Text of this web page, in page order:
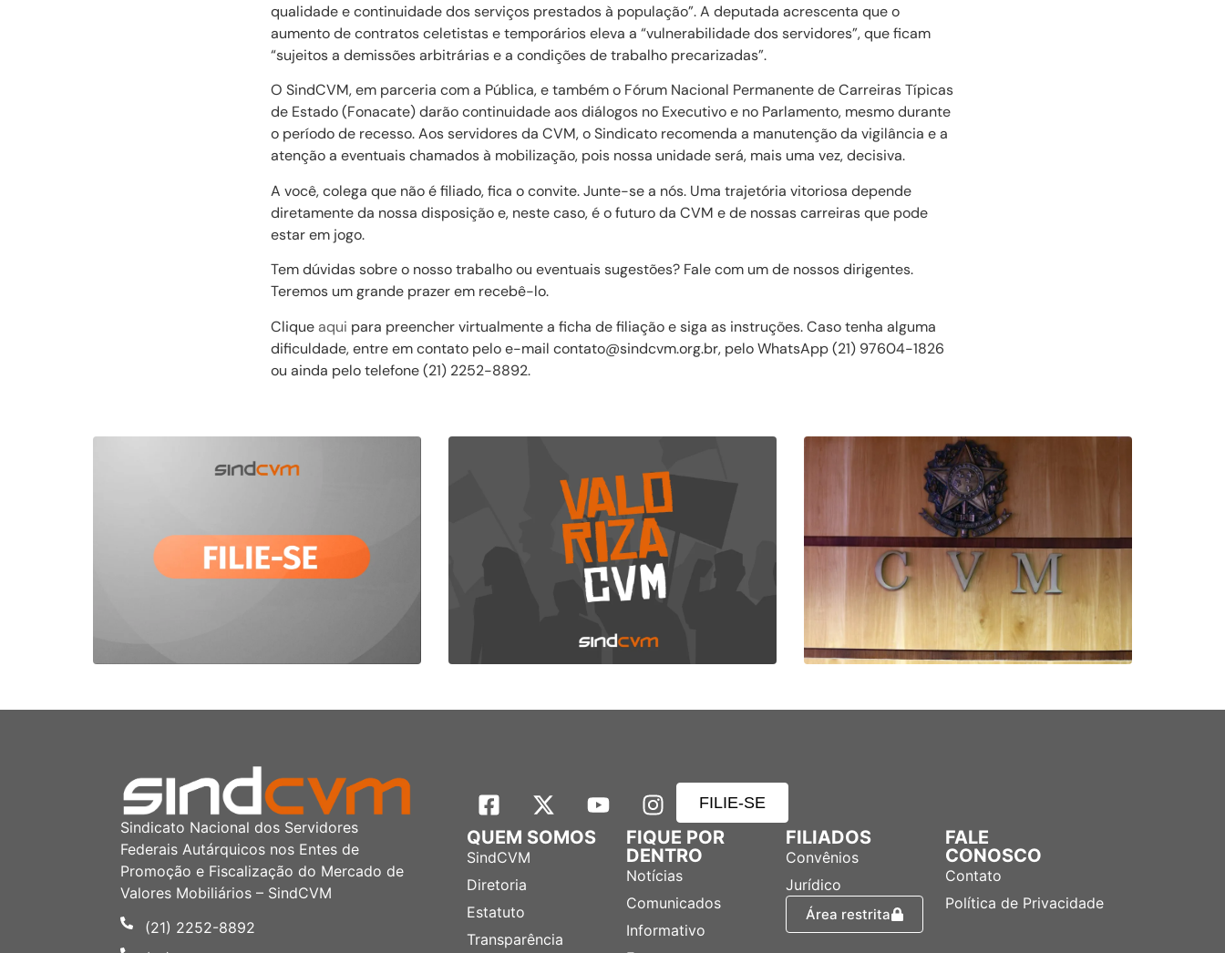
qualidade e continuidade dos serviços prestados à população”. A deputada acrescenta que o
aumento de contratos celetistas e temporários eleva a “vulnerabilidade dos servidores”, que ficam
“sujeitos a demissões arbitrárias e a condições de trabalho precarizadas”.
O SindCVM, em parceria com a Pública, e também o Fórum Nacional Permanente de Carreiras Típicas
de Estado (Fonacate) darão continuidade aos diálogos no Executivo e no Parlamento, mesmo durante
o período de recesso. Aos servidores da CVM, o Sindicato recomenda a manutenção da vigilância e a
atenção a eventuais chamados à mobilização, pois nossa unidade será, mais uma vez, decisiva.
A você, colega que não é filiado, fica o convite. Junte-se a nós. Uma trajetória vitoriosa depende
diretamente da nossa disposição e, neste caso, é o futuro da CVM e de nossas carreiras que pode
estar em jogo.
Tem dúvidas sobre o nosso trabalho ou eventuais sugestões? Fale com um de nossos dirigentes.
Teremos um grande prazer em recebê-lo.
Cliqueaqui para preencher virtualmente a ficha de filiação e siga as instruções. Caso tenha alguma
dificuldade, entre em contato pelo e-mail contato@sindcvm.org.br, pelo WhatsApp (21) 97604-1826
ou ainda pelo telefone (21) 2252-8892.
Sindicato Nacional dos Servidores
Federais Autárquicos nos Entes de
Promoção e Fiscalização do Mercado de
Valores Mobiliários – SindCVM
(21) 2252-8892
FILIE-SE
QUEM SOMOS
SindCVM
Diretoria
Estatuto
Transparência
FIQUE POR
DENTRO
Notícias
Comunicados
Informativo
FILIADOS
Convênios
Jurídico
Área restrita
FALE
CONOSCO
Contato
Política de Privacidade